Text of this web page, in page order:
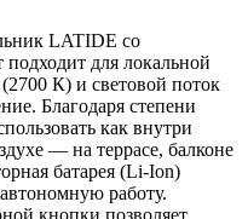
LATIDE со
для локальной
К) и световой поток
Благодаря степени
как внутри
— на террасе, балконе
батарея (Li-Ion)
работу.
кнопки позволяет